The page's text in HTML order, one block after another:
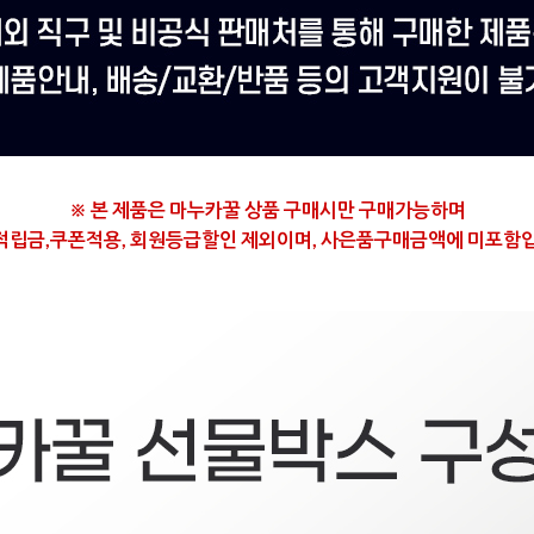
※ 본 제품은 마누카꿀상품 구매시만 구매가능하며
립금,쿠폰적용, 회원등급할인 제외이며, 사은품구매금액에 미포함